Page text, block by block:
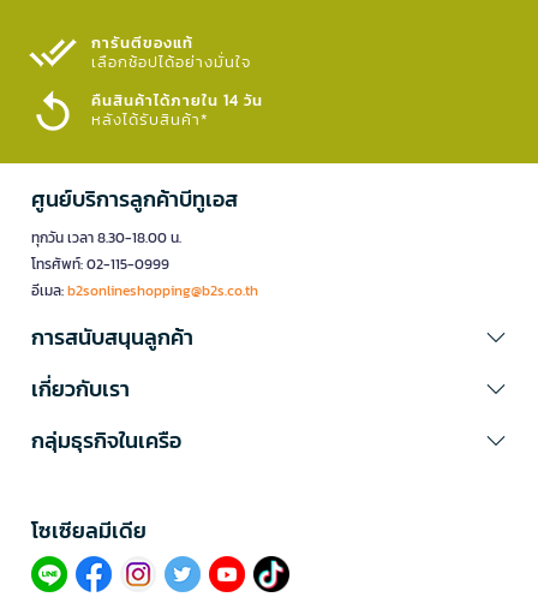
การันตีของแท้
เลือกช้อปได้อย่างมั่นใจ​
คืนสินค้าได้ภายใน 14 วัน
หลังได้รับสินค้า*
ศูนย์บริการลูกค้าบีทูเอส
ทุกวัน เวลา 8.30-18.00 น.
โทรศัพท์: 02-115-0999
อีเมล:b2sonlineshopping@b2s.co.th
การสนับสนุนลูกค้า
เกี่ยวกับเรา
กลุ่มธุรกิจในเครือ
โซเซียลมีเดีย​